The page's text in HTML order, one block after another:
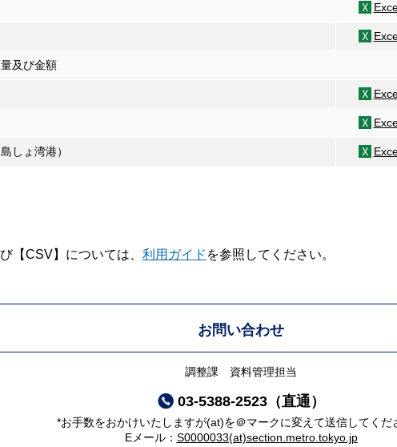
及び金額
しょ湾港）
【CSV】については、 利用ガイド を参照してください。
お問い合わせ
調整課 資料管理担当
03-5388-2523（直通）
*お手数をおかけいたしますが(at)を＠マークに変えて送信してくだ
Eメール： S0000033(at)section.metro.tokyo.jp